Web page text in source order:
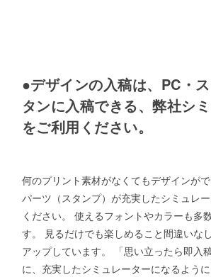
●デザインの入稿は、PC・
タンに入稿できる、弊社シ
をご利用ください。
何のプリント素材がなくてもデザインが
パーツ（スタンプ）が充実したシミュレ
ください。 使えるフォントやカラーも多
す。 見るだけでも楽しめること間違いな
アップしています。 「思い立ったら即入
に、充実したシミュレーターになるよう